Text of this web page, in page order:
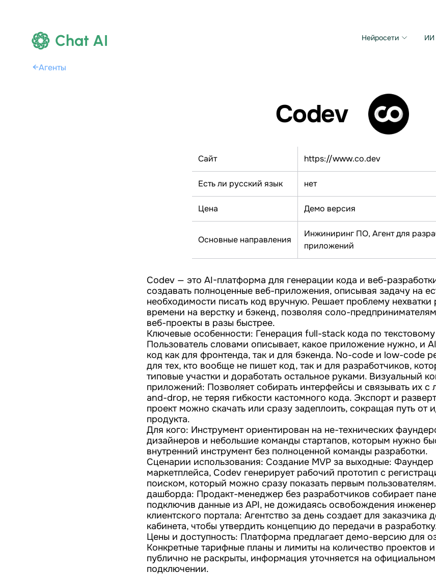
Chat AI Нейросети ИИ
←Агенты
Codev
Сайт https://www.co.dev
Есть ли русский язык нет
Цена Демо версия
Основные направления
Инжиниринг ПО, Агент для
приложений
Codev — это AI-платформа для генерации кода и веб-
создавать полноценные веб-приложения, описывая задачу на
необходимости писать код вручную. Решает проблему нехватки
времени на верстку и бэкенд, позволяя соло-
веб-проекты в разы быстрее.
Ключевые особенности: Генерация full-stack кода по
Пользователь словами описывает, какое приложение нужно, и
код как для фронтенда, так и для бэкенда. No-code и low-code
для тех, кто вообще не пишет код, так и для разработчиков,
типовые участки и доработать остальное руками. Визуальный
приложений: Позволяет собирать интерфейсы и связывать их с
and-drop, не теряя гибкости кастомного кода. Экспорт и
проект можно скачать или сразу задеплоить, сокращая путь от
продукта.
Для кого: Инструмент ориентирован на не-технических
дизайнеров и небольшие команды стартапов, которым нужно
внутренний инструмент без полноценной команды разработки.
Сценарии использования: Создание MVP за выходные:
маркетплейса, Codev генерирует рабочий прототип с
поиском, который можно сразу показать первым
дашборда: Продакт-менеджер без разработчиков собирает
подключив данные из API, не дожидаясь освобождения
клиентского портала: Агентство за день создает для
кабинета, чтобы утвердить концепцию до передачи в
Цены и доступность: Платформа предлагает демо-версию для
Конкретные тарифные планы и лимиты на количество проектов
публично не раскрыты, информация уточняется на
подключении.